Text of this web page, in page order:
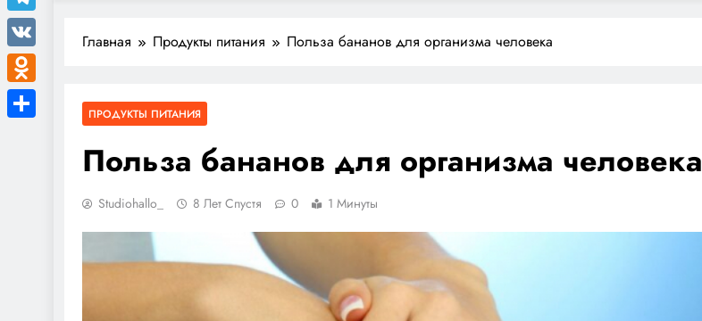
Главная Продукты питания Польза бананов для организма человека
ПРОДУКТЫ ПИТАНИЯ
Польза бананов для организма человека
Studiohallo_ 8 Лет Спустя 0 1 Минуты
Telegram
VK
Odnoklassniki